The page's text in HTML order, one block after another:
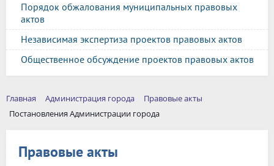
Порядок обжалования муниципальных правовых
актов
Независимая экспертиза проектов правовых актов
Общественное обсуждение проектов правовых актов
Главная Администрация города
Правовые акты
Постановления Администрации города
Правовые акты